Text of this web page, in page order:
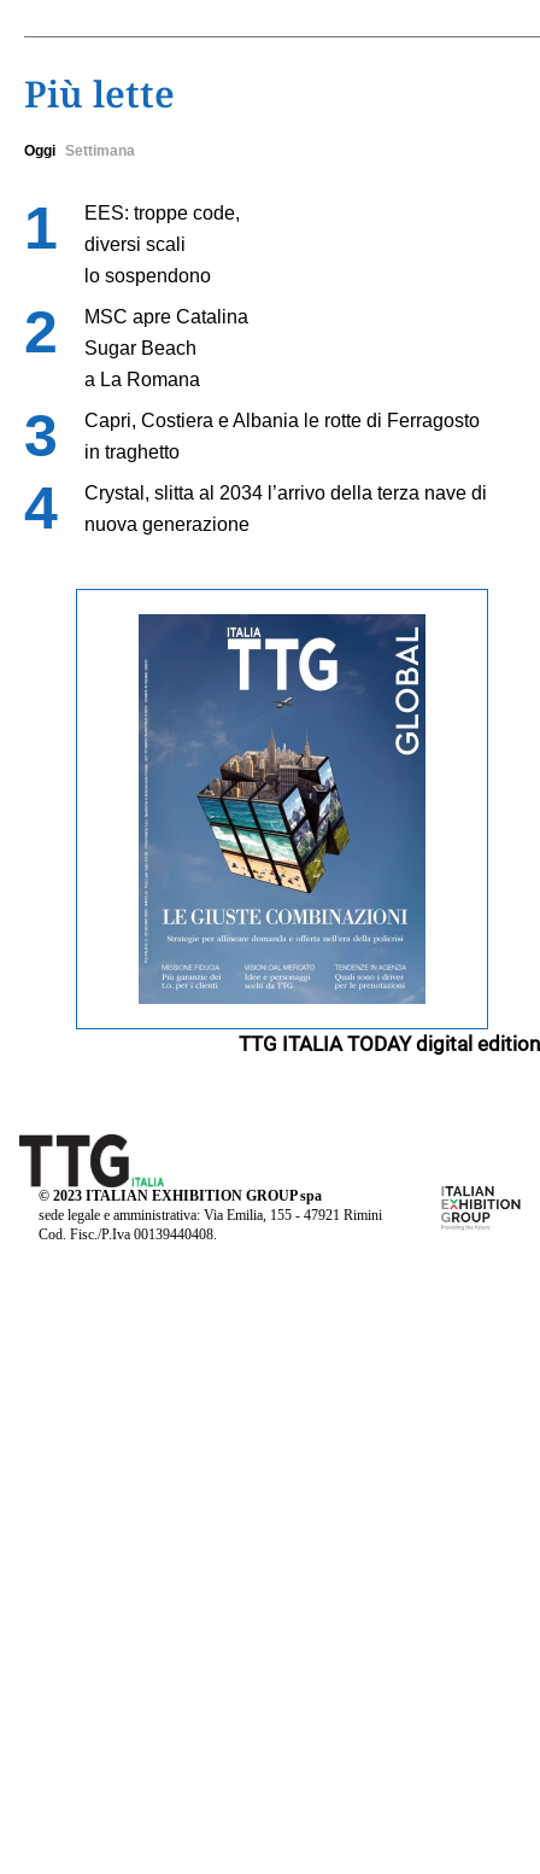
Più lette
Oggi Settimana
EES: troppe code,
diversi scali
lo sospendono
MSC apre Catalina
Sugar Beach
a La Romana
Capri, Costiera e Albania le rotte di Ferragosto
in traghetto
Crystal, slitta al 2034 l’arrivo della terza nave di
nuova generazione
TTG ITALIA TODAY digital edition
© 2023 ITALIAN EXHIBITION GROUP spa
sede legale e amministrativa: Via Emilia, 155 - 47921 Rimini
Cod. Fisc./P.Iva 00139440408.